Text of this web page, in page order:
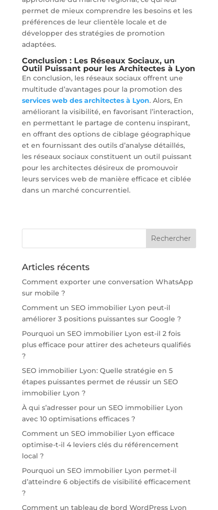
permet de mieux comprendre les besoins et les
préférences de leur clientèle locale et de
développer des stratégies de promotion
adaptées.
Conclusion : Les Réseaux Sociaux, un
Outil Puissant pour les Architectes à Lyon
En conclusion, les réseaux sociaux offrent une
multitude d’avantages pour la promotion des
services web des architectes à Lyon. Alors, En
améliorant la visibilité, en favorisant l’interaction,
en permettant le partage de contenu inspirant,
en offrant des options de ciblage géographique
et en fournissant des outils d’analyse détaillés,
les réseaux sociaux constituent un outil puissant
pour les architectes désireux de promouvoir
leurs services web de manière efficace et ciblée
dans un marché concurrentiel.
Articles récents
Comment exporter une conversation WhatsApp
sur mobile ?
Comment un SEO immobilier Lyon peut-il
améliorer 3 positions puissantes sur Google ?
Pourquoi un SEO immobilier Lyon est-il 2 fois
plus efficace pour attirer des acheteurs qualifiés
?
SEO immobilier Lyon: Quelle stratégie en 5
étapes puissantes permet de réussir un SEO
immobilier Lyon ?
À qui s’adresser pour un SEO immobilier Lyon
avec 10 optimisations efficaces ?
Comment un SEO immobilier Lyon efficace
optimise-t-il 4 leviers clés du référencement
local ?
Pourquoi un SEO immobilier Lyon permet-il
d’atteindre 6 objectifs de visibilité efficacement
?
Comment un tableau de bord WordPress Lyon